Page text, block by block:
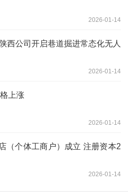
2026-01-14
西公司开启巷道掘进常态化无人
2026-01-14
上涨
2026-01-14
（个体工商户）成立 注册资本2
2026-01-14